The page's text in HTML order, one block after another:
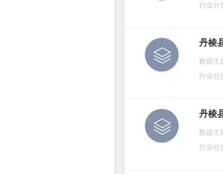
行业分
丹棱
数据主
行业分
丹棱
数据主
行业分